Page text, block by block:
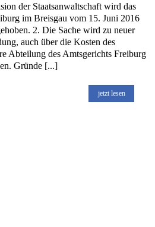
der Staatsanwaltschaft wird das
im Breisgau vom 15. Juni 2016
2. Die Sache wird zu neuer
auch über die Kosten des
Abteilung des Amtsgerichts Freiburg
Gründe [...]
jetzt lesen